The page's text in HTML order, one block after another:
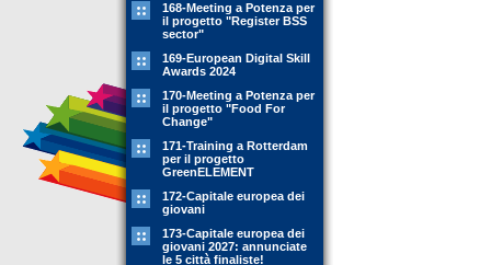
168-Meeting a Potenza per
il progetto "Register BSS
sector"
169-European Digital Skill
Awards 2024
170-Meeting a Potenza per
il progetto "Food For
Change"
171-Training a Rotterdam
per il progetto
GreenELEMENT
172-Capitale europea dei
giovani
173-Capitale europea dei
giovani 2027: annunciate
le 5 città finaliste!